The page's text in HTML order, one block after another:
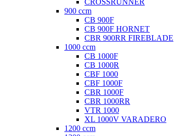
CROSSRUNNER
900 ccm
CB 900F
CB 900F HORNET
CBR 900RR FIREBLADE
1000 ccm
CB 1000F
CB 1000R
CBF 1000
CBF 1000F
CBR 1000F
CBR 1000RR
VTR 1000
XL 1000V VARADERO
1200 ccm